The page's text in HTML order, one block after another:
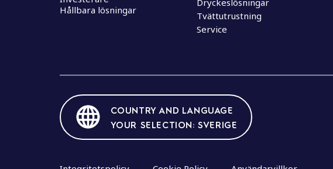
Hållbara lösningar
Dryckeslösningar
Tvättutrustning
Service
COUNTRY AND LANGUAGE
YOUR SELECTION: SVERIGE